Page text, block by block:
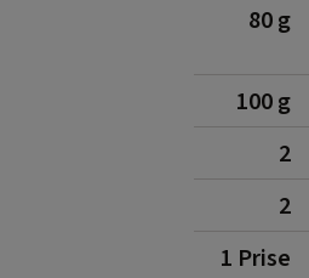
80 g
100 g
2
2
1 Prise